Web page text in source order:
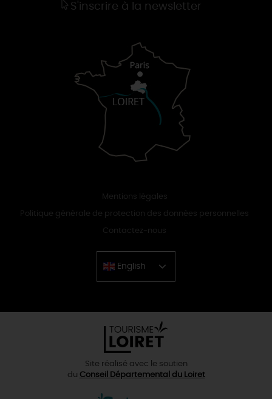
S'inscrire à la newsletter
Mentions légales
Politique générale de protection des données personnelles
Contactez-nous
English
Chinese
Site réalisé avec le soutien
du Conseil Départemental du Loiret